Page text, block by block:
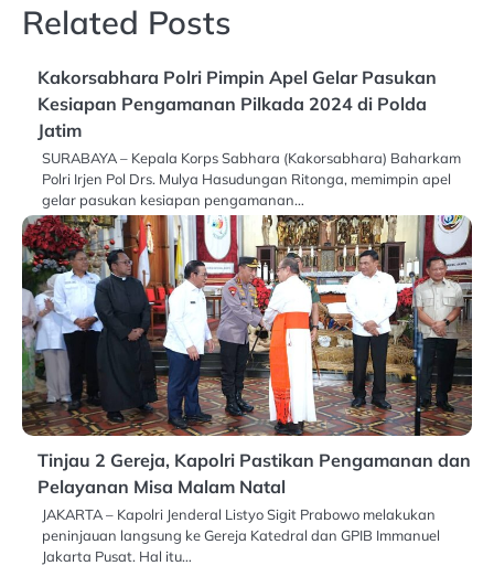
Related Posts
Kakorsabhara Polri Pimpin Apel Gelar Pasukan
Kesiapan Pengamanan Pilkada 2024 di Polda
Jatim
SURABAYA – Kepala Korps Sabhara (Kakorsabhara) Baharkam
Polri Irjen Pol Drs. Mulya Hasudungan Ritonga, memimpin apel
gelar pasukan kesiapan pengamanan…
Tinjau 2 Gereja, Kapolri Pastikan Pengamanan dan
Pelayanan Misa Malam Natal
JAKARTA – Kapolri Jenderal Listyo Sigit Prabowo melakukan
peninjauan langsung ke Gereja Katedral dan GPIB Immanuel
Jakarta Pusat. Hal itu…